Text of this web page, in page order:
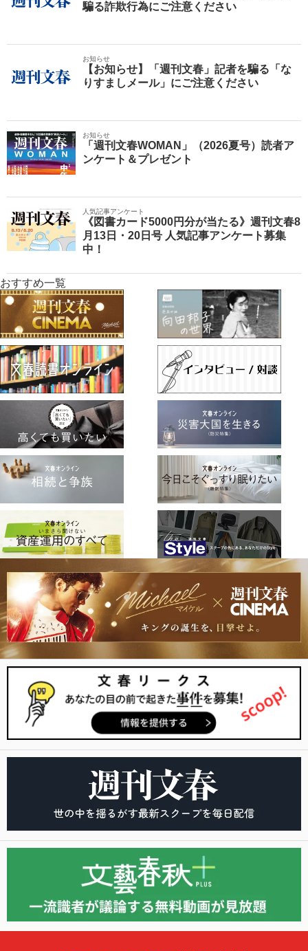
騙る詐欺行為にご注意ください
お知らせ
【お知らせ】「週刊文春」記者を騙る「な
りすましメール」にご注意ください
お知らせ
「週刊文春WOMAN」（2026夏号）読者ア
ンケート＆プレゼント
人気記事アンケート
《図書カード5000円分が当たる》週刊文春8
月13日・20日号 人気記事アンケート募集
中！
おすすめ一覧